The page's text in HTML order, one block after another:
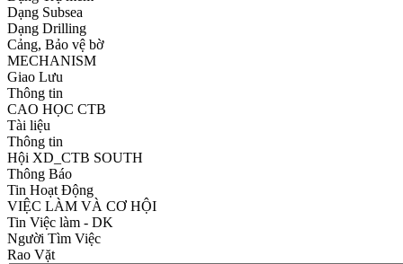
Dạng Subsea
Dạng Drilling
Cảng, Bảo vệ bờ
MECHANISM
Giao Lưu
Thông tin
CAO HỌC CTB
Tài liệu
Thông tin
Hội XD_CTB SOUTH
Thông Báo
Tin Hoạt Động
VIỆC LÀM VÀ CƠ HỘI
Tin Việc làm - DK
Người Tìm Việc
Rao Vặt